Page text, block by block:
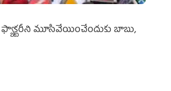
మూసివేయించేందుకు బాబు,